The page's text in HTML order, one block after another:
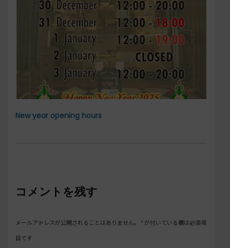
New year opening hours
コメントを残す
メールアドレスが公開されることはありません。 * が付いている欄は必須項
目です